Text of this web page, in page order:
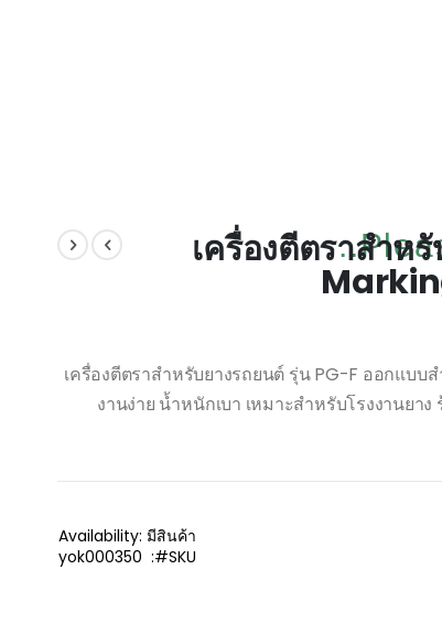
เครื่องตีตราสำห
เครื่องตีตราสำหรับยางรถยนต์ รุ่น PG-F ออกแบ
งานง่าย น้ำหนักเบา เหมาะสำหรับโรงงานยา
Availability: มีสินค้า
SKU
yok000350